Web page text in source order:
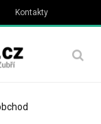
Kontakty